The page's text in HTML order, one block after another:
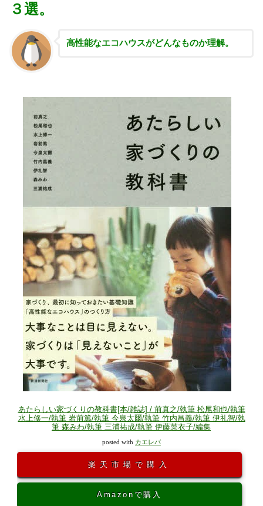
３選。
高性能なエコハウスがどんなものか理解。
あたらしい家づくりの教科書[本/雑誌] / 前真之/執筆 松尾和也/執筆
水上修一/執筆 岩前篤/執筆 今泉太爾/執筆 竹内昌義/執筆 伊礼智/執
筆 森みわ/執筆 三浦祐成/執筆 伊藤菜衣子/編集
posted with カエレバ
楽天市場で購入
Amazonで購入